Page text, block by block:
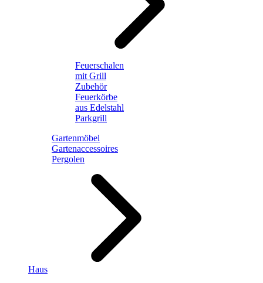
Feuerschalen
mit Grill
Zubehör
Feuerkörbe
aus Edelstahl
Parkgrill
Gartenmöbel
Gartenaccessoires
Pergolen
Haus